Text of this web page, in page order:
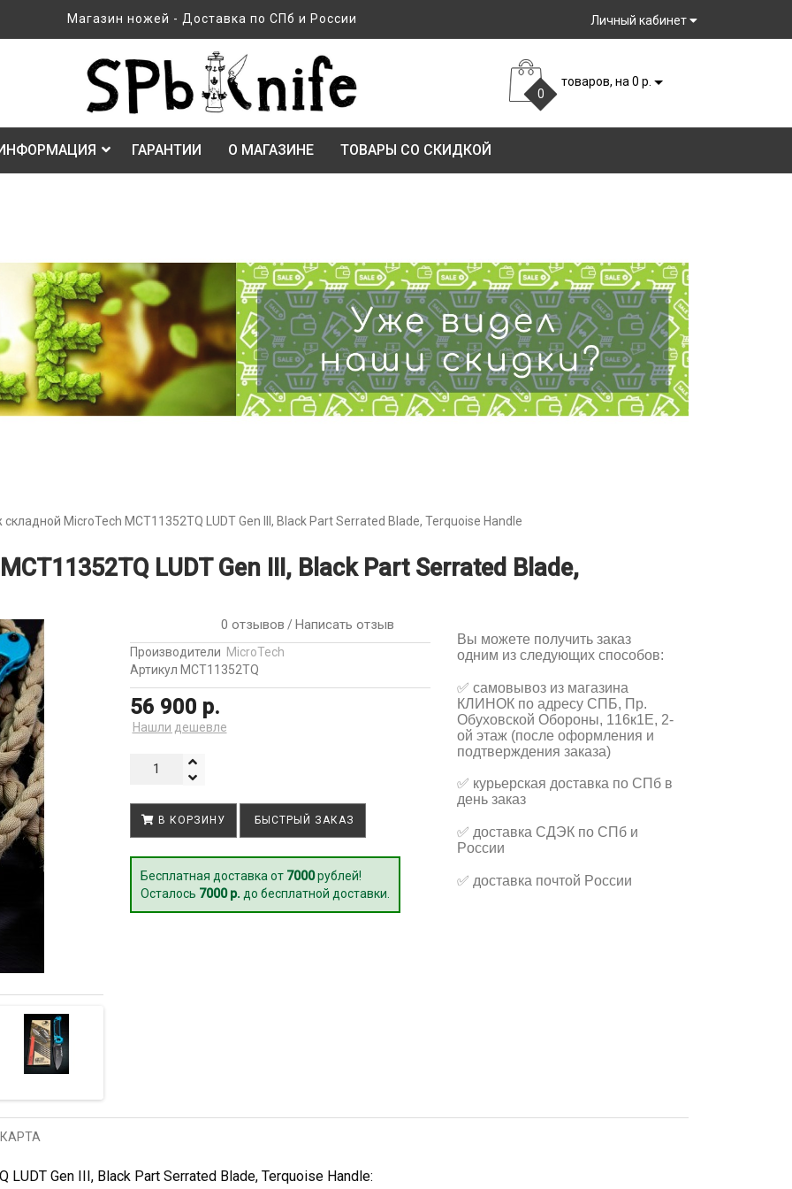
Магазин ножей - Доставка по СПб и России Личный кабинет
0
товаров, на 0 р.
ГАРАНТИИ О МАГАЗИНЕ ТОВАРЫ СО СКИДКОЙ
MicroTech MCT11352TQ LUDT Gen III, Black Part Serrated Blade, Terquoise Handle
LUDT Gen III, Black Part Serrated Blade,
0 отзывов / Написать отзыв
Производители MicroTech
Артикул MCT11352TQ
56 900 р.
Нашли дешевле
В КОРЗИНУ БЫСТРЫЙ ЗАКАЗ
Бесплатная доставка от 7000рублей!
Осталось 7000 р. до бесплатной доставки.
Вы можете получить заказ
одним из следующих способов:
✅ самовывоз из магазина
КЛИНОК по адресу СПБ, Пр.
Обуховской Обороны, 116к1Е, 2-
ой этаж (после оформления и
подтверждения заказа)
✅ курьерская доставка по СПб в
день заказ
✅ доставка СДЭК по СПб и
России
✅ доставка почтой России
Gen III, Black Part Serrated Blade, Terquoise Handle: